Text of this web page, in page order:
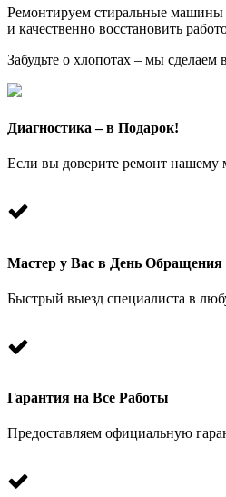
Ремонтируем стиральные машины
и качественно восстановить
Забудьте о хлопотах – мы
Диагностика – в Подарок!
Если вы доверите ремонт нашему
Мастер у Вас в День Обращения
Быстрый выезд специалиста в
Гарантия на Все Работы
Предоставляем официальную